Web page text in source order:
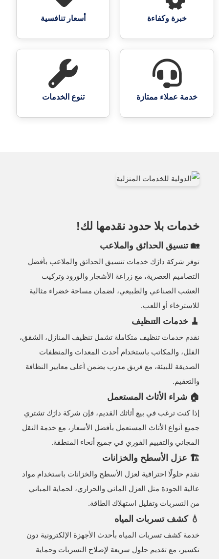
خبرة وكفاءة أسعار تنافسية
خدمة عملاء ممتازة تنوع الخدمات
خدمات بلا حدود نقدمها لك!
🏡 تنسيق الحدائق والملاعب
توفر شركة دارَك خدمات تنسيق الحدائق والملاعب بأفضل
التصاميم العصرية، مع زراعة الأشجار والورود وتركيب
العشب الصناعي والطبيعي، لضمان مساحة خضراء مثالية
للاسترخاء أو اللعب.
🧹 خدمات التنظيف
نقدم خدمات تنظيف متكاملة تشمل تنظيف المنازل، الشقق،
الفلل، والمكاتب باستخدام أحدث المعدات والمنظفات
الصديقة للبيئة، مع فريق مدرب يضمن أعلى معايير النظافة
والتعقيم.
🏠 شراء الأثاث المستعمل
إذا كنت ترغب في بيع أثاثك القديم، فإن شركة دارَك تشتري
جميع أنواع الأثاث المستعمل بأفضل الأسعار، مع خدمة النقل
المجاني والتقييم الفوري في جميع أنحاء المنطقة.
🏗️ عزل الأسطح والخزانات
نقدم حلولًا احترافية لعزل الأسطح والخزانات باستخدام مواد
عالية الجودة مثل العزل المائي والحراري، لحماية المباني
من التسربات وتقليل استهلاك الطاقة.
💧 كشف تسربات المياه
خدمة كشف تسربات المياه بأحدث الأجهزة الإلكترونية دون
تكسير، مع تقديم حلول سريعة لإصلاح التسربات وحماية